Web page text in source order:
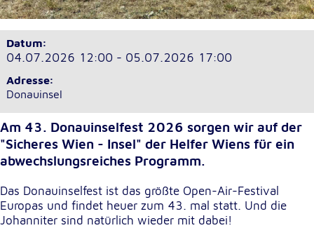
Datum:
04.07.2026 12:00 - 05.07.2026 17:00
Adresse:
Donauinsel
Am 43. Donauinselfest 2026 sorgen wir auf der
"Sicheres Wien - Insel" der Helfer Wiens für ein
abwechslungsreiches Programm.
Das Donauinselfest ist das größte Open-Air-Festival
Europas und findet heuer zum 43. mal statt. Und die
Johanniter sind natürlich wieder mit dabei!
Cookie Laufzeit:
Statistik
Statistik Cookies erfassen Informationen anonym.
Diese Informationen helfen uns zu verstehen, wie
unsere Besucher unsere Website nutzen.
Google Analytics
Name:
_ga, _gid, _gac_gb_